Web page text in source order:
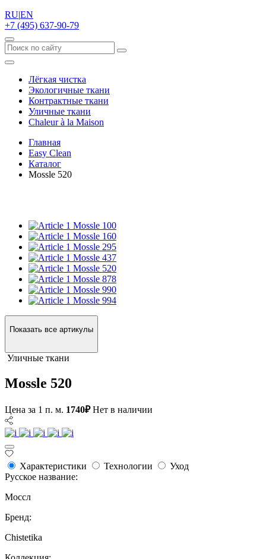
RU|EN
+7 (495) 637-90-79
Лёгкая чистка
Экологичные ткани
Контрактные ткани
Уличные ткани
Сhaleur à la Maison
Главная
Easy Clean
Каталог
Mossle 520
Mossle 100
Mossle 160
Mossle 295
Mossle 437
Mossle 520
Mossle 878
Mossle 990
Mossle 994
Показать все артикулы
Уличные ткани
Mossle 520
Цена за 1 п. м. 1740₽ Нет в наличии
Характеристики Технологии
Уход
Русское название:
Моссл
Бренд:
Chistetika